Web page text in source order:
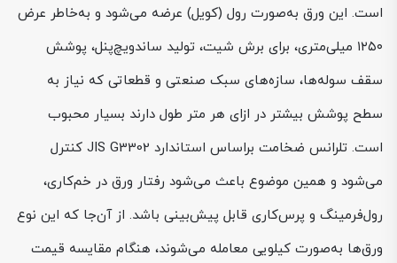
است. این ورق به‌صورت رول (کویل) عرضه می‌شود و به‌خاطر عرض
۱۲۵۰ میلی‌متری، برای برش شیت، تولید ساندویچ‌پنل، پوشش
سقف سوله‌ها، سازه‌های سبک صنعتی و قطعاتی که نیاز به
سطح پوشش بیشتر در ازای هر متر طول دارند بسیار محبوب
است. تلرانس ضخامت براساس استاندارد JIS G3302 کنترل
می‌شود و همین موضوع باعث می‌شود رفتار ورق در خم‌کاری،
رول‌فرمینگ و پرس‌کاری قابل پیش‌بینی باشد. از آن‌جا که این نوع
ورق‌ها به‌صورت کیلویی معامله می‌شوند، هنگام مقایسه قیمت